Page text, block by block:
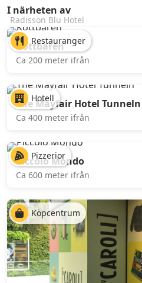
I närheten av
Radisson Blu Hotel
Restauranger
Köttbaren
Ca 200 meter ifrån
Hotell
The Mayfair Hotel Tunneln
Ca 400 meter ifrån
Pizzerior
Piccolo Mondo
Ca 600 meter ifrån
Köpcentrum